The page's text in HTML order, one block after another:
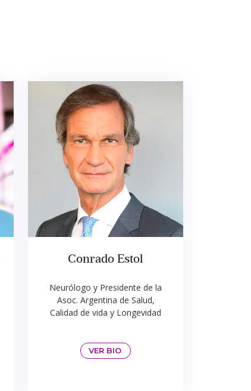
Conrado Estol
Neurólogo y Presidente de la
Asoc. Argentina de Salud,
Calidad de vida y Longevidad
VER BIO